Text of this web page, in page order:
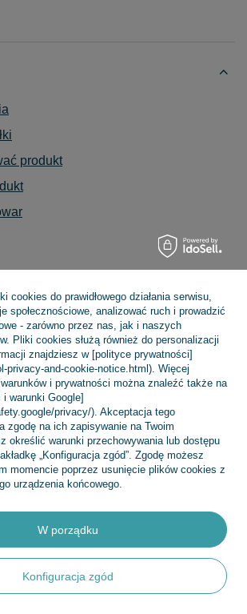
produkt
kontakt@topfish.pl
cookies do prawidłowego działania serwisu,
społecznościowe, analizować ruch i prowadzić
- zarówno przez nas, jak i naszych
Pliki cookies służą również do personalizacji
znajdziesz w [polityce prywatności]
privacy-and-cookie-notice.html). Więcej
i prywatności można znaleźć także na
warunki Google]
privacy/). Akceptacja tego
zgodę na ich zapisywanie na Twoim
określić warunki przechowywania lub dostępu
„Konfiguracja zgód”. Zgodę możesz
momencie poprzez usunięcie plików cookies z
urządzenia końcowego.
Konfiguracja zgód
W porządku